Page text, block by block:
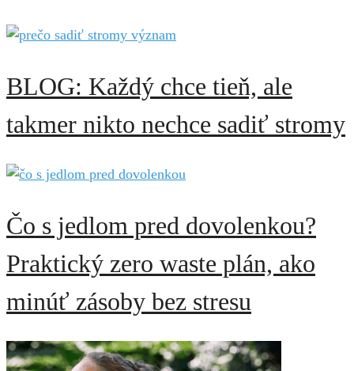
BLOG: Každý chce tieň, ale
takmer nikto nechce sadiť stromy
Čo s jedlom pred dovolenkou?
Praktický zero waste plán, ako
minúť zásoby bez stresu